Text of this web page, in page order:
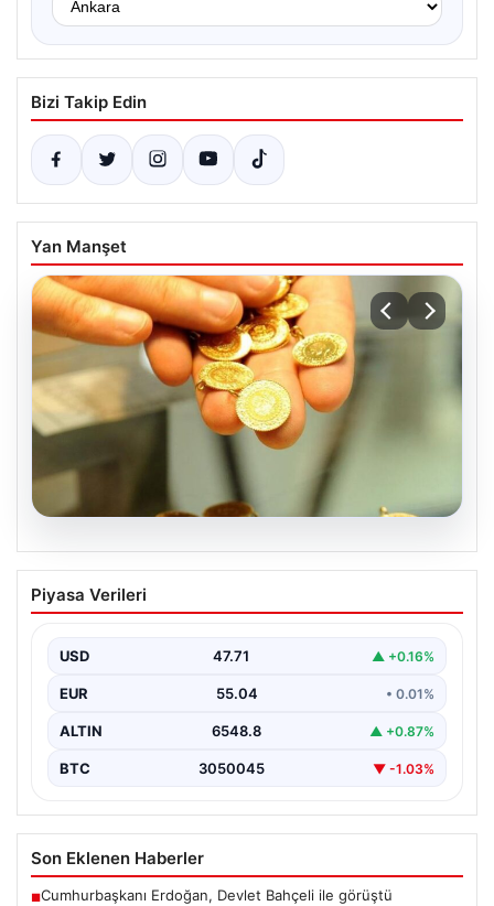
Bizi Takip Edin
Yan Manşet
05.08.2026
Altın fiyatları canlı 2 Nisan 2026: Altın
fiyatları ne kadar oldu? Gram, çeyrek,
fiyatları
Piyasa Verileri
USD 47.71 ▲ +0.16%
EUR 55.04 • 0.01%
ALTIN 6548.8 ▲ +0.87%
BTC 3050045 ▼ -1.03%
Son Eklenen Haberler
■Cumhurbaşkanı Erdoğan, Devlet Bahçeli ile görüştü